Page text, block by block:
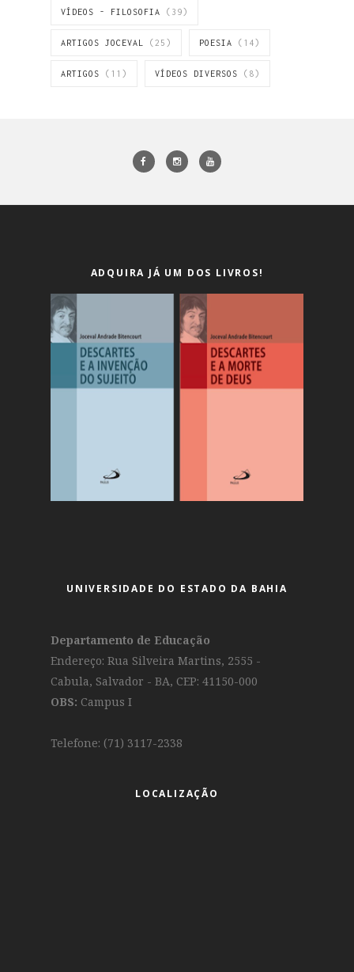
VÍDEOS - FILOSOFIA (39)
ARTIGOS JOCEVAL (25) POESIA (14)
ARTIGOS (11) VÍDEOS DIVERSOS (8)
ADQUIRA JÁ UM DOS LIVROS!
UNIVERSIDADE DO ESTADO DA BAHIA
Departamento de Educação
Endereço: Rua Silveira Martins, 2555 -
Cabula, Salvador - BA, CEP: 41150-000
OBS: Campus I
Telefone: (71) 3117-2338
LOCALIZAÇÃO